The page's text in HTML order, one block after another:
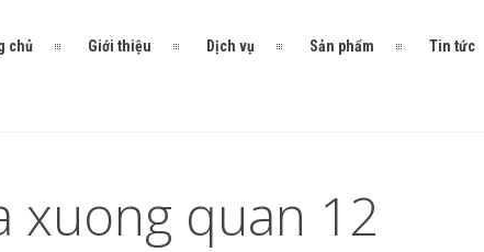
chủ Giới thiệu Dịch vụ Sản phẩm Tin tức
xuong quan 12